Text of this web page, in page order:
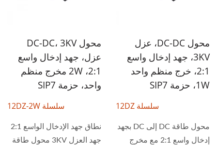
محول DC-DC، عزل
3KV، جهد إدخال واسع
2:1، خرج منظم واحد
1W، حزمة SIP7
سلسلة 12DZ
محول طاقة DC إلى DC بجهد
إدخال واسع 2:1 مع مخرج
محول DC-DC، 3KV
عزل، جهد إدخال واسع
2:1، 2W مخرج منظم
واحد، حزمة SIP7
سلسلة 12DZ-2W
نطاق جهد الإدخال الواسع 2:1
جهد العزل 3KV محول طاقة